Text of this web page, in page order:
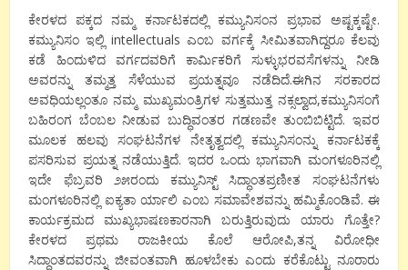
ಕೇರಳದ ಪಕ್ಕದ ನಮ್ಮ ಕರ್ನಾಟಕದಲ್ಲಿ ಕಮ್ಯುನಿಸಂನ ಪ್ರಭಾವ ಅಷ್ಟಕ್ಕಷ್ಟೇ.
ಕಮ್ಯುನಿಸಂ ಇಲ್ಲಿ intellectuals ಎಂಬ ವರ್ಗಕ್ಕೆ ಸೀಮಿತವಾಗಿದ್ದರೂ ಕೆಲವು
ಕಡೆ ಹಿಂದುಳಿದ ವರ್ಗದವರಿಗೆ ಕಾರ್ಮಿಕರಿಗೆ ಸುಳ್ಳುಭರವಸೆಗಳನ್ನು ನೀಡಿ
ಅವರನ್ನು ತಮ್ಮತ್ತ ಸೆಳೆಯುವ ಪ್ರಯತ್ನವೂ ನಡೆದಿದೆ.ಈಗಿನ ಸರಕಾರದ
ಅವಧಿಯಲ್ಲಂತೂ ನಮ್ಮ ಮುಖ್ಯಮಂತ್ರಿಗಳ ಸುತ್ತಮುತ್ತ ನಕ್ಸಲ್ವಾದ,ಕಮ್ಯುನಿಸಂಗೆ
ಬಹಿರಂಗ ಬೆಂಬಲ ನೀಡುವ ಬುದ್ಧಿವಂತರ ಗಡಣವೇ ತುಂಬಿಬಿಟ್ಟಿದೆ. ಇವರ
ಮೂಲಕ ಹಲವು ಸಂಘಟನೆಗಳ ನೇತೃತ್ವದಲ್ಲಿ ಕಮ್ಯುನಿಸಂನ್ನು ಕರ್ನಾಟಕಕ್ಕೆ
ಪಸರಿಸುವ ಪ್ರಯತ್ನ ನಡೆಯುತ್ತಿದೆ. ಇದರ ಒಂದು ಭಾಗವಾಗಿ ಮಂಗಳೂರಿನಲ್ಲಿ
ಇದೇ ಫೆಬ್ರವರಿ ೨೫ರಂದು ಕಮ್ಯುನಿಸ್ಟ್ ಸಿದ್ಧಾಂತಪ್ರಣೀತ ಸಂಘಟನೆಗಳು
ಮಂಗಳೂರಿನಲ್ಲಿ ಐಕ್ಯತಾ ರ್ಯಾಲಿ ಎಂಬ ಸಮಾವೇಶವನ್ನು ಹಮ್ಮಿಕೊಂಡಿವೆ. ಈ
ಕಾರ್ಯಕ್ರಮದ ಮುಖ್ಯಭಾಷಣಕಾರನಾಗಿ ಬರುತ್ತಿರುವುದು ಯಾರು ಗೊತ್ತೇ?
ಕೇರಳದ ಪ್ರಥಮ ರಾಜಕೀಯ ಕೊಲೆ ಆರೋಪಿ,ತನ್ನ ವಿರೋಧೀ
ಸಿದ್ಧಾಂತದವರನ್ನು ಜೀವಂತವಾಗಿ ಹೂಳಬೇಕು ಎಂದು ಕರೆಕೊಟ್ಟು ನೂರಾರು